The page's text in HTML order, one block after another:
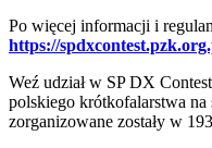
Po więcej informacji i
https://
Weź udział w SP DX
polskiego krótkofalarstwa
zorganizowane zostały w